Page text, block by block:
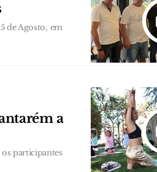
de Agosto, em
a
participantes